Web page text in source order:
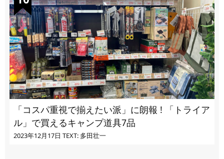
「コスパ重視で揃えたい派」に朗報 ! 「トライア
ル」で買えるキャンプ道具7品
2023年12月17日 TEXT: 多田壮一